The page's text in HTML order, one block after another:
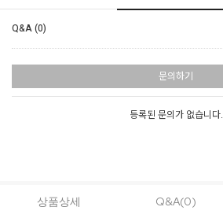
Q&A (0)
문의하기
등록된 문의가 없습니다.
상품상세 Q&A(0)